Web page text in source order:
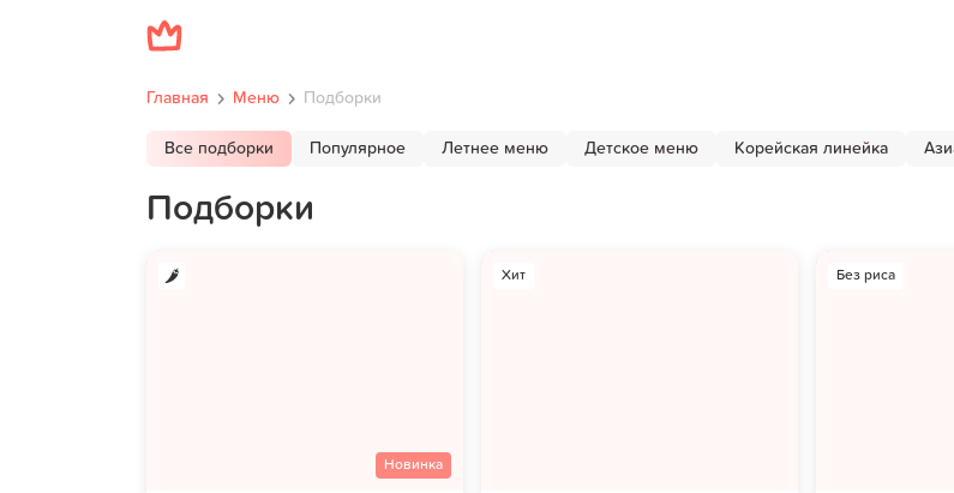
Главная Меню Подборки
Все подборки Популярное Летнее меню Детское меню Корейская линейка
Подборки
Новинка
Хит Без риса